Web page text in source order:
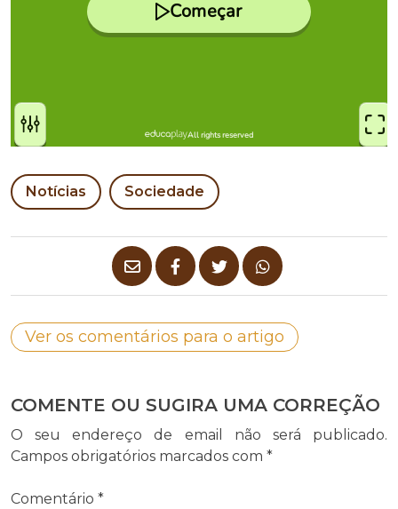
Notícias Sociedade
Ver os comentários para o artigo
COMENTE OU SUGIRA UMA CORREÇÃO
O seu endereço de email não será publicado.
Campos obrigatórios marcados com *
Comentário *